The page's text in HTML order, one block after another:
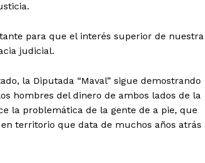
para que el interés superior de nuestra
judicial.
la Diputada “Maval” sigue demostrando
hombres del dinero de ambos lados de la
la problemática de la gente de a pie, que
territorio que data de muchos años atrás